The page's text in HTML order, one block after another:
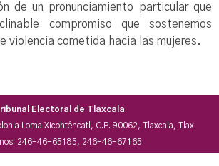
de un pronunciamiento particular que
compromiso que sostenemos
violencia cometida hacia las mujeres.
Electoral de Tlaxcala
Loma Xicohténcatl, C.P. 90062, Tlaxcala, Tlax
246-46-65185, 246-46-67165